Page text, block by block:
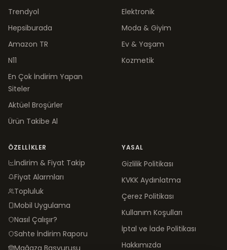
Trendyol
Hepsiburada
Amazon TR
N11
En Çok İndirim Yapan
Siteler
Aktüel Broşürler
Ürün Takibe Al
Elektronik
Moda & Giyim
Ev & Yaşam
Kozmetik
ÖZELLIKLER
İndirim & Fiyat Takip
Fiyat Alarmları
Topluluk
Mobil Uygulama
Nasıl Çalışır?
Sahte İndirim Raporu
Mağaza Başvurusu
YASAL
Gizlilik Politikası
KVKK Aydınlatma
Çerez Politikası
Kullanım Koşulları
İptal ve İade Politikası
Hakkımızda